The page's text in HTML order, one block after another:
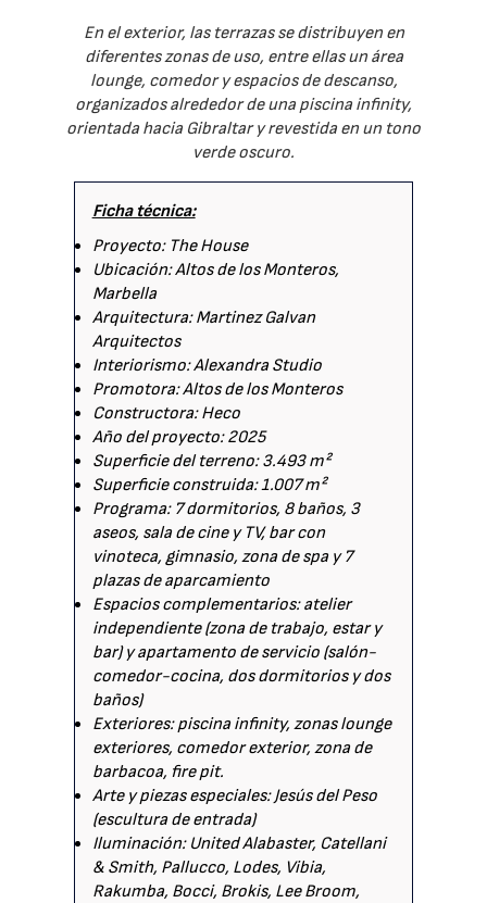
En el exterior, las terrazas se distribuyen en
diferentes zonas de uso, entre ellas un área
lounge, comedor y espacios de descanso,
organizados alrededor de una piscina infinity,
orientada hacia Gibraltar y revestida en un tono
verde oscuro.
Ficha técnica:
Proyecto: The House
Ubicación: Altos de los Monteros,
Marbella
Arquitectura: Martinez Galvan
Arquitectos
Interiorismo: Alexandra Studio
Promotora: Altos de los Monteros
Constructora: Heco
Año del proyecto: 2025
Superficie del terreno: 3.493 m²
Superficie construida: 1.007 m²
Programa: 7 dormitorios, 8 baños, 3
aseos, sala de cine y TV, bar con
vinoteca, gimnasio, zona de spa y 7
plazas de aparcamiento
Espacios complementarios: atelier
independiente (zona de trabajo, estar y
bar) y apartamento de servicio (salón-
comedor-cocina, dos dormitorios y dos
baños)
Exteriores: piscina infinity, zonas lounge
exteriores, comedor exterior, zona de
barbacoa, fire pit.
Arte y piezas especiales: Jesús del Peso
(escultura de entrada)
Iluminación: United Alabaster, Catellani
& Smith, Pallucco, Lodes, Vibia,
Rakumba, Bocci, Brokis, Lee Broom,